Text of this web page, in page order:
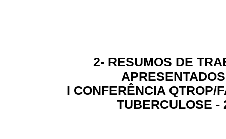
2- RESUMOS DE
I CONFERÊNCIA QTROP/
TUBERCULOSE -